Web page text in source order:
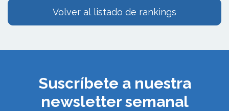
Volver al listado de rankings
Suscríbete a nuestra
newsletter semanal